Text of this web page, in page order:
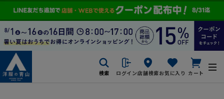
検索 ログイン店舗検索お気に入り カート